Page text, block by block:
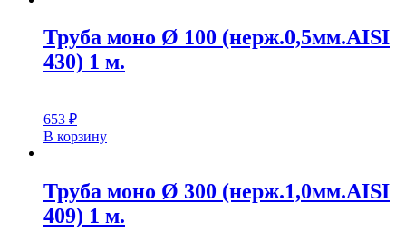
Труба моно Ø 100 (нерж.0,5мм.AISI
430) 1 м.
653 ₽
В корзину
Труба моно Ø 300 (нерж.1,0мм.AISI
409) 1 м.